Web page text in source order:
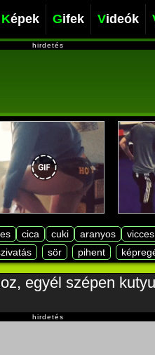
Képek Gifek Videók
hirdetés
cica cuki aranyos
sör pihent
egyél szépen
hirdetés